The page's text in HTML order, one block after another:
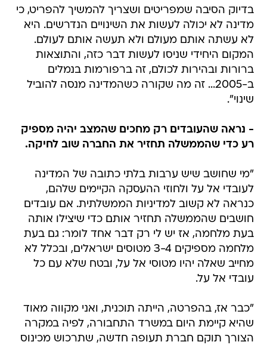
בדיוק הסיבה שמפריטים ושצריך להמשיך להפריט, כי
מדינה לא יכולה לעשות את השינויים הנדרשים. היא
לא עשתה אותם מעולם ולא תעשה אותם לעולם.
המקום היחידי שניסו לעשות דבר כזה, והתוצאות
ברורות ובהירות לכולם, זה ברפורמות בנמלים
ב-2005... זה מה שקורה כשהמדינה מנסה להוביל
שינוי".
- נראה שהעובדים רק מחכים שהמצב יהיה מספיק
רע כדי שהממשלה תחזיר את החברה שוב לחיקה.
"מי שחושב שיש ערבות בלתי כתובה של המדינה
לעובדי אל על ולחוזי ההעסקה הקיימים שלהם,
כנראה לא קשוב למדיניות הממשלתית. אם עובדים
חושבים שהממשלה תחזיר אותם כדי שיצילו אותה
בעת מלחמה, אז יש לי רק דבר אחד לומר: גם בעת
מלחמה מספיקים 3-4 מטוסים ישראלים, ובכלל לא
מחייב שאלה יהיו מטוסי אל על, ובטח שלא עם כל
עובדי אל על.
"כבר אז, בהפרטה, הייתה תוכנית, ואני מקווה מאוד
שהיא קיימת היום במשרד התחבורה, לפיה במקרה
הצורך תוקם חברת תעופה חדשה, שתרכוש מכינוס